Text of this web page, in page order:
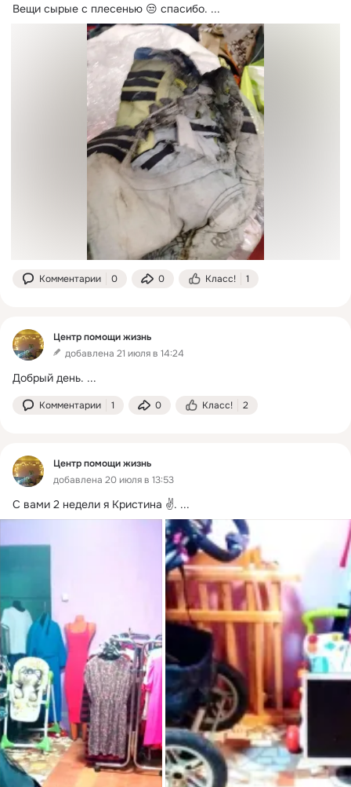
Вещи сырые с плесенью 😒 спасибо. ...
Комментарии 0 0 Класс! 1
Центр помощи жизнь
добавлена 21 июля в 14:24
Добрый день. ...
Комментарии 1 0 Класс! 2
Центр помощи жизнь
добавлена 20 июля в 13:53
С вами 2 недели я Кристина ✌️. ...